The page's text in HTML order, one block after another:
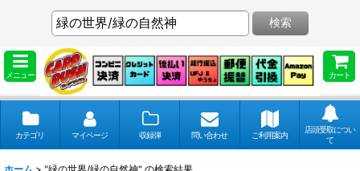
メニュー カート
検索
カテゴリ マイページ 収録弾 問い合わせ ご利用案内
店頭受取につい
て